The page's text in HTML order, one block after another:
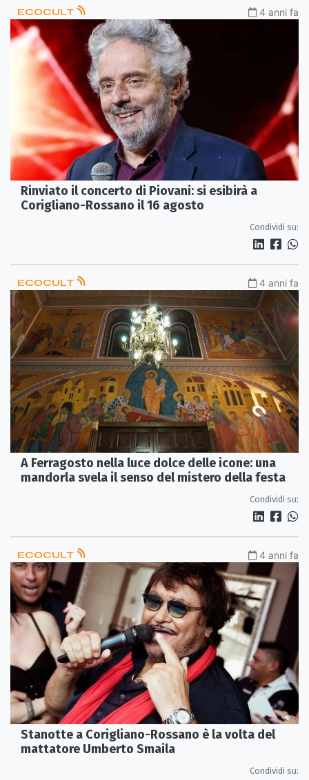
ECOCULT 4 anni fa
Rinviato il concerto di Piovani: si esibirà a
Corigliano-Rossano il 16 agosto
Condividi su:
ECOCULT 4 anni fa
A Ferragosto nella luce dolce delle icone: una
mandorla svela il senso del mistero della festa
Condividi su:
ECOCULT 4 anni fa
Stanotte a Corigliano-Rossano è la volta del
mattatore Umberto Smaila
Condividi su: